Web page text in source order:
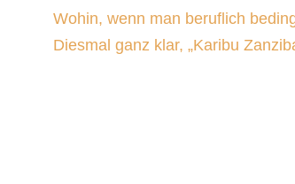
Wohin, wenn man beruflich
Diesmal ganz klar, „Karibu